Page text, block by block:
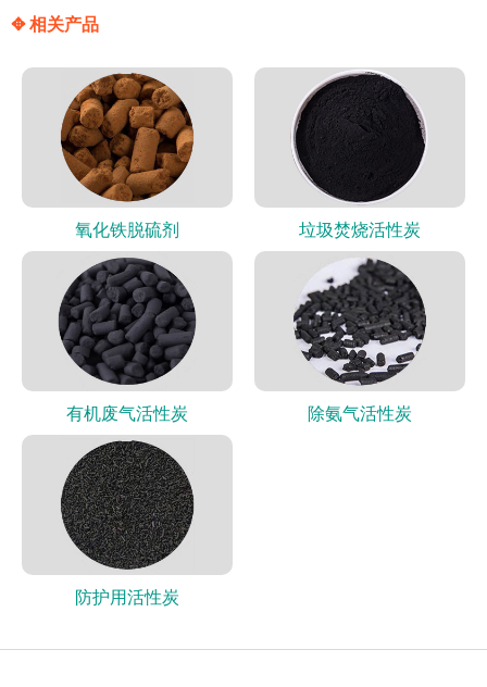
✥ 相关产品
氧化铁脱硫剂 垃圾焚烧活性炭
有机废气活性炭 除氨气活性炭
防护用活性炭